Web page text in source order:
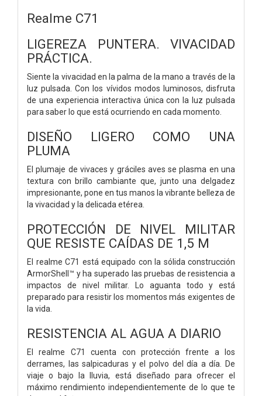
Realme C71
LIGEREZA PUNTERA. VIVACIDAD
PRÁCTICA.
Siente la vivacidad en la palma de la mano a través de la
luz pulsada. Con los vívidos modos luminosos, disfruta
de una experiencia interactiva única con la luz pulsada
para saber lo que está ocurriendo en cada momento.
DISEÑO LIGERO COMO UNA
PLUMA
El plumaje de vivaces y gráciles aves se plasma en una
textura con brillo cambiante que, junto una delgadez
impresionante, pone en tus manos la vibrante belleza de
la vivacidad y la delicada etérea.
PROTECCIÓN DE NIVEL MILITAR
QUE RESISTE CAÍDAS DE 1,5 M
El realme C71 está equipado con la sólida construcción
ArmorShell™ y ha superado las pruebas de resistencia a
impactos de nivel militar. Lo aguanta todo y está
preparado para resistir los momentos más exigentes de
la vida.
RESISTENCIA AL AGUA A DIARIO
El realme C71 cuenta con protección frente a los
derrames, las salpicaduras y el polvo del día a día. De
viaje o bajo la lluvia, está diseñado para ofrecer el
máximo rendimiento independientemente de lo que te